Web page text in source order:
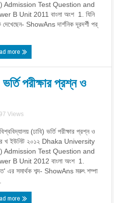
Admission Test Question and
B Unit 2011 বাংলা অংশ 1. যিনি
ShowAns দার্শনিক দূরদর্শী পর্
more
ভর্তি পরীক্ষার প্রশ্ন ও
Views
(ঢাবি) ভর্তি পরীক্ষার প্রশ্ন ও
খ ইউনিট ২০১২ Dhaka University
Admission Test Question and
B Unit 2012 বাংলা অংশ 1.
এর সমার্থক শব্দ- ShowAns মরুৎ শম্পা
more